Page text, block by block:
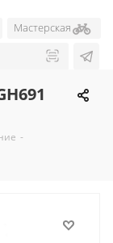
Мастерская
-